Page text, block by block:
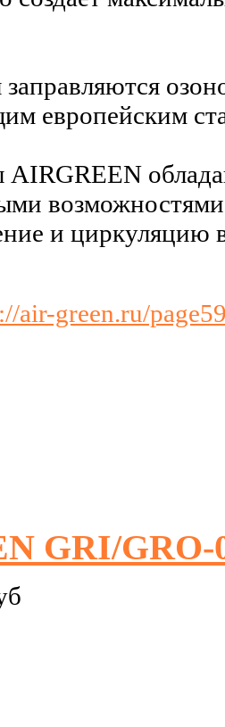
европейским
AIRGREEN
и циркуляцию
air-green.ru/
GRI/GRO-